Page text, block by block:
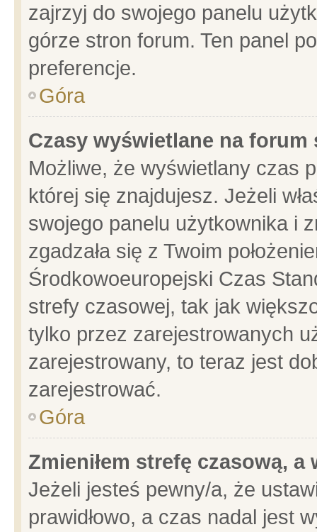
zajrzyj do swojego panelu
górze stron forum. Ten panel
preferencje.
Góra
Czasy wyświetlane na forum
Możliwe, że wyświetlany czas
której się znajdujesz. Jeżeli
swojego panelu użytkownika i
zgadzała się z Twoim
Środkowoeuropejski Czas
strefy czasowej, tak jak
tylko przez zarejestrowanych
zarejestrowany, to teraz jest
zarejestrować.
Góra
Zmieniłem strefę czasową,
Jeżeli jesteś pewny/a, że
prawidłowo, a czas nadal jest